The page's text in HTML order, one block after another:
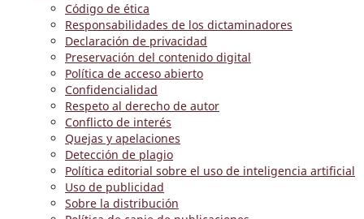
Código de ética
Responsabilidades de los dictaminadores
Declaración de privacidad
Preservación del contenido digital
Política de acceso abierto
Confidencialidad
Respeto al derecho de autor
Conflicto de interés
Quejas y apelaciones
Detección de plagio
Política editorial sobre el uso de inteligencia artificial
Uso de publicidad
Sobre la distribución